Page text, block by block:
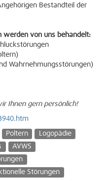
Bestandteil der
werden von uns behandelt:
Wahrnehmungsstörungen)
Ihnen gern persönlich!
Poltern
Logopädie
AVWS
Störungen